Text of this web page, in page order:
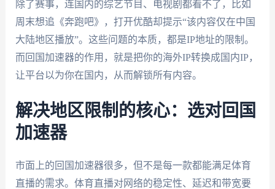
除了赛事，连国内的综艺节目、电视剧都看不了，比如
周末想追《奔跑吧》，打开优酷却提示“该内容仅在中国
大陆地区播放”。这些问题的本质，都是IP地址的限制。
而回国加速器的作用，就是把你的海外IP转换成国内IP，
让平台以为你在国内，从而解锁所有内容。
解决地区限制的核心：选对回国
加速器
市面上的回国加速器很多，但不是每一款都能满足体育
直播的需求。体育直播对网络的稳定性、延迟和带宽要